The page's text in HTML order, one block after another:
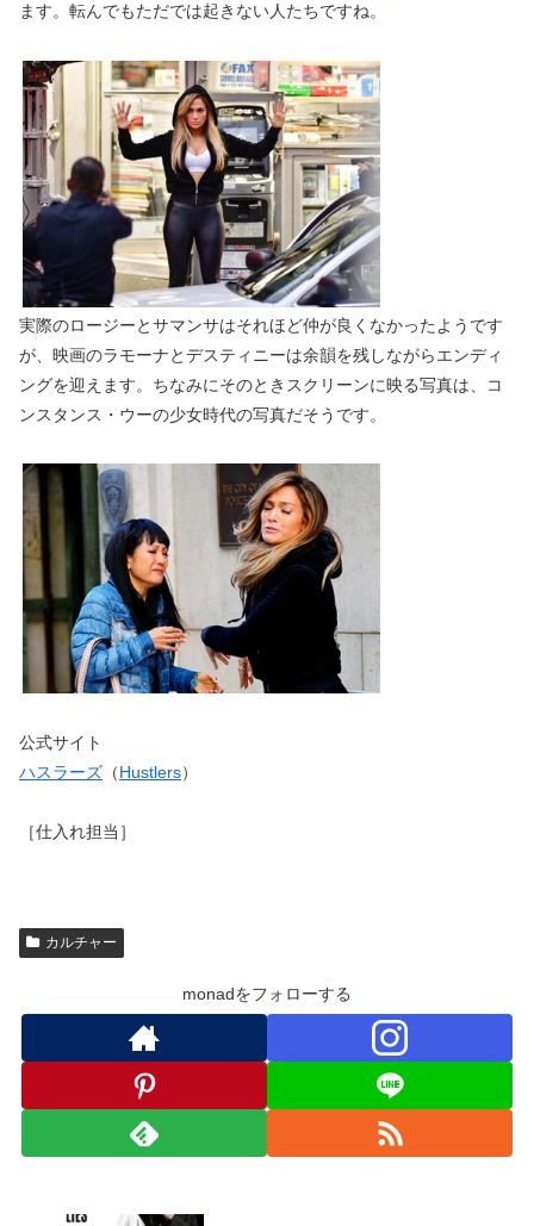
ます。転んでもただでは起きない人たちですね。
実際のロージーとサマンサはそれほど仲が良くなかったようです
が、映画のラモーナとデスティニーは余韻を残しながらエンディ
ングを迎えます。ちなみにそのときスクリーンに映る写真は、コ
ンスタンス・ウーの少女時代の写真だそうです。
公式サイト
ハスラーズ （Hustlers）
［仕入れ担当］
カルチャー
monadをフォローする